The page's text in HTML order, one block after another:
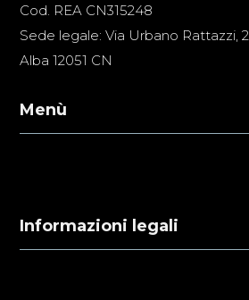
Cod. REA CN315248
Sede legale: Via Urbano Rattazzi, 2
Alba 12051 CN
Menù
Informazioni legali